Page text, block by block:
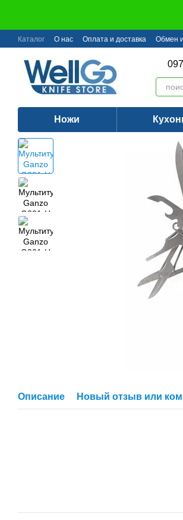
Каталог О нас Оплата и доставка Обмен
Ножи
Описание Новый отзыв или